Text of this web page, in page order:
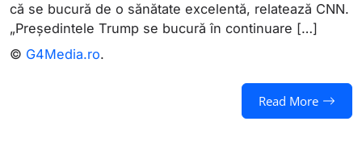
că se bucură de o sănătate excelentă, relatează CNN.
„Președintele Trump se bucură în continuare […]
© G4Media.ro.
Read More